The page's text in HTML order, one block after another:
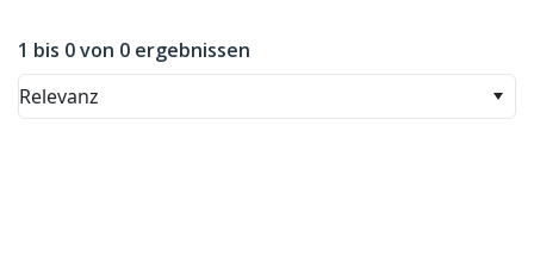
1 bis 0 von 0 ergebnissen
Relevanz